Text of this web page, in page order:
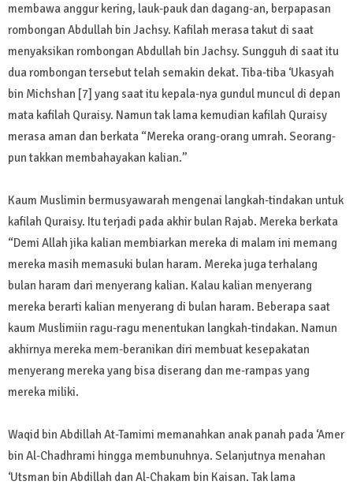
membawa anggur kering, lauk-pauk dan dagang-an, berpapasan
rombongan Abdullah bin Jachsy. Kafilah merasa takut di saat
menyaksikan rombongan Abdullah bin Jachsy. Sungguh di saat itu
dua rombongan tersebut telah semakin dekat. Tiba-tiba ‘Ukasyah
bin Michshan [7] yang saat itu kepala-nya gundul muncul di depan
mata kafilah Quraisy. Namun tak lama kemudian kafilah Quraisy
merasa aman dan berkata “Mereka orang-orang umrah. Seorang-
pun takkan membahayakan kalian.”
Kaum Muslimin bermusyawarah mengenai langkah-tindakan untuk
kafilah Quraisy. Itu terjadi pada akhir bulan Rajab. Mereka berkata
“Demi Allah jika kalian membiarkan mereka di malam ini memang
mereka masih memasuki bulan haram. Mereka juga terhalang
bulan haram dari menyerang kalian. Kalau kalian menyerang
mereka berarti kalian menyerang di bulan haram. Beberapa saat
kaum Muslimiin ragu-ragu menentukan langkah-tindakan. Namun
akhirnya mereka mem-beranikan diri membuat kesepakatan
menyerang mereka yang bisa diserang dan me-rampas yang
mereka miliki.
Waqid bin Abdillah At-Tamimi memanahkan anak panah pada ‘Amer
bin Al-Chadhrami hingga membunuhnya. Selanjutnya menahan
‘Utsman bin Abdillah dan Al-Chakam bin Kaisan. Tak lama